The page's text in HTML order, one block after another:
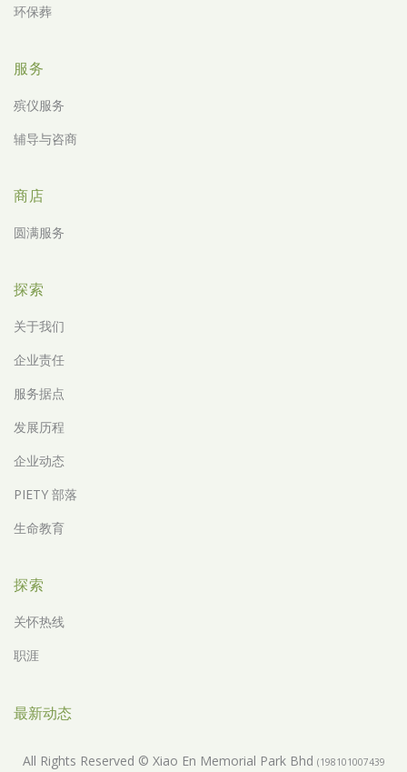
环保葬
服务
殡仪服务
辅导与咨商
商店
圆满服务
探索
关于我们
企业责任
服务据点
发展历程
企业动态
PIETY 部落
生命教育
探索
关怀热线
职涯
最新动态
All Rights Reserved © Xiao En Memorial Park Bhd (198101007439